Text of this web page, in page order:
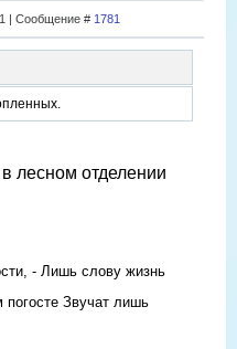
| Сообщение # 1781
лесном отделении
- Лишь слову жизнь
Звучат лишь